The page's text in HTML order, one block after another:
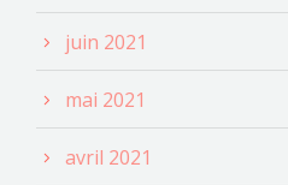
juin 2021
mai 2021
avril 2021